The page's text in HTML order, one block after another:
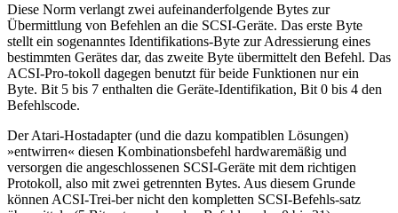
Diese Norm verlangt zwei aufeinanderfolgende Bytes zur
Übermittlung von Befehlen an die SCSI-Geräte. Das erste Byte
stellt ein sogenanntes Identifikations-Byte zur Adressierung eines
bestimmten Gerätes dar, das zweite Byte übermittelt den Befehl. Das
ACSI-Pro-tokoll dagegen benutzt für beide Funktionen nur ein
Byte. Bit 5 bis 7 enthalten die Geräte-Identifikation, Bit 0 bis 4 den
Befehlscode.
Der Atari-Hostadapter (und die dazu kompatiblen Lösungen)
»entwirren« diesen Kombinationsbefehl hardwaremäßig und
versorgen die angeschlossenen SCSI-Geräte mit dem richtigen
Protokoll, also mit zwei getrennten Bytes. Aus diesem Grunde
können ACSI-Trei-ber nicht den kompletten SCSI-Befehls-satz